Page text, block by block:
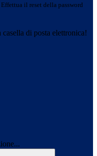
il reset della password
di posta elettronica!